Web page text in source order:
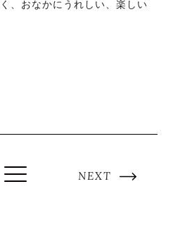
、おなかにうれしい、楽しい
NEXT